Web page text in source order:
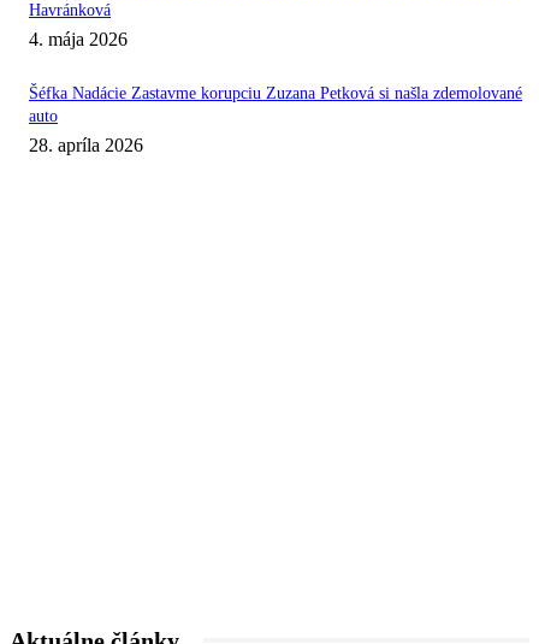
Havránková
4. mája 2026
Šéfka Nadácie Zastavme korupciu Zuzana Petková si našla zdemolované
auto
28. apríla 2026